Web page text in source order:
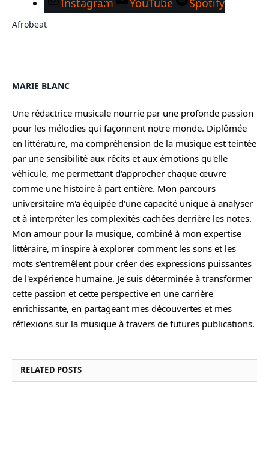
Instagram YouTube Spotify
Afrobeat
MARIE BLANC
Une rédactrice musicale nourrie par une profonde passion
pour les mélodies qui façonnent notre monde. Diplômée
en littérature, ma compréhension de la musique est teintée
par une sensibilité aux récits et aux émotions qu'elle
véhicule, me permettant d'approcher chaque œuvre
comme une histoire à part entière. Mon parcours
universitaire m'a équipée d'une capacité unique à analyser
et à interpréter les complexités cachées derrière les notes.
Mon amour pour la musique, combiné à mon expertise
littéraire, m'inspire à explorer comment les sons et les
mots s'entremêlent pour créer des expressions puissantes
de l'expérience humaine. Je suis déterminée à transformer
cette passion et cette perspective en une carrière
enrichissante, en partageant mes découvertes et mes
réflexions sur la musique à travers de futures publications.
RELATED POSTS